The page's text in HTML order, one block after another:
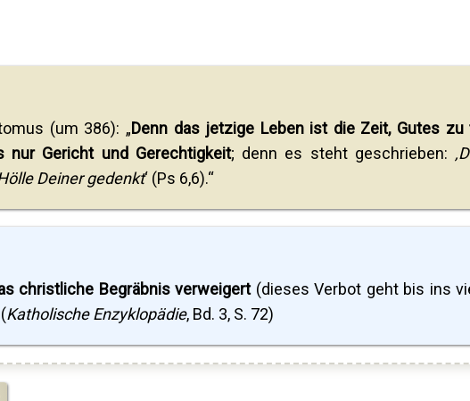
(um 386): „Denn das jetzige Leben ist die Zeit, Gutes zu
nur Gericht und Gerechtigkeit; denn es steht geschrieben:
Deiner gedenkt‘ (Ps 6,6).“
christliche Begräbnis verweigert(dieses Verbot geht bis ins
Katholische Enzyklopädie, Bd. 3, S. 72)